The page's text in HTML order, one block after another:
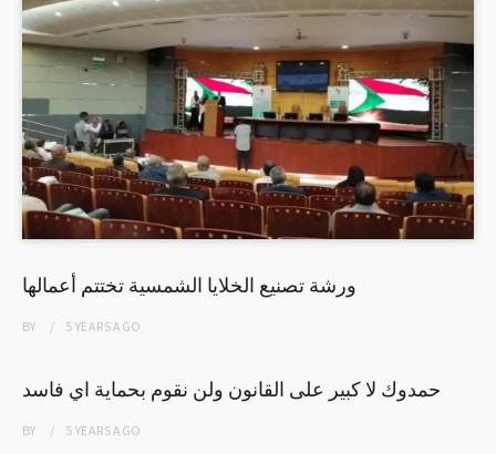
ورشة تصنيع الخلايا الشمسية تختتم أعمالها
BY 5 YEARSAGO
حمدوك لا كبير على القانون ولن نقوم بحماية اي فاسد
BY 5 YEARSAGO